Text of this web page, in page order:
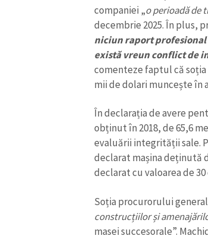
companiei „o perioadă de
decembrie 2025. În plus,
niciun raport profesional
există vreun conflict de
comenteze faptul că
mii de dolari muncește în
În declarația de avere
obținut în 2018, de 65,6
evaluării integrității sale.
declarat mașina deținută
declarat cu valoarea de
Soția procurorului
construcțiilor și
masei succesorale”.